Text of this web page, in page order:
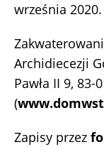
września
Archidiecezji
Pawła II 9, 83-
(
Zapisy przez